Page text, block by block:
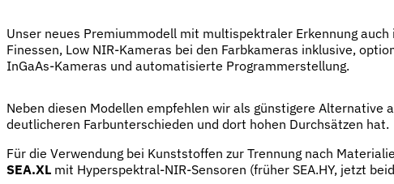
Unser neues Premiummodell mit multispektraler Erkennung
Finessen, Low NIR-Kameras bei den Farbkameras inklusive,
InGaAs-Kameras und automatisierte Programmerstellung.
Neben diesen Modellen empfehlen wir als günstigere Alternative
deutlicheren Farbunterschieden und dort hohen Durchsätzen hat.
Für die Verwendung bei Kunststoffen zur Trennung nach
SEA.XL mit Hyperspektral-NIR-Sensoren (früher SEA.HY, jetzt